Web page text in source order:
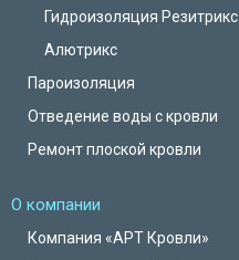
Гидроизоляция Резитрикс
Алютрикс
Пароизоляция
Отведение воды с кровли
Ремонт плоской кровли
О компании
Компания «АРТ Кровли»